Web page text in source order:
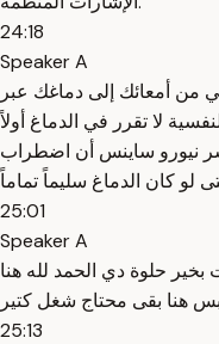
24:18
Speaker A
من أمعائك إلى دماغك عبر
لا تقرر في الدماغ أولاً
نيورو ساينس أن اضطراب
25:01
Speaker A
حلوة دي الحمد لله هنا
25:13